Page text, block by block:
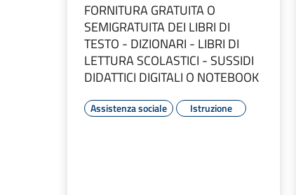
FORNITURA GRATUITA O
SEMIGRATUITA DEI LIBRI DI
TESTO - DIZIONARI - LIBRI DI
LETTURA SCOLASTICI - SUSSIDI
DIDATTICI DIGITALI O NOTEBOOK
Assistenza sociale Istruzione